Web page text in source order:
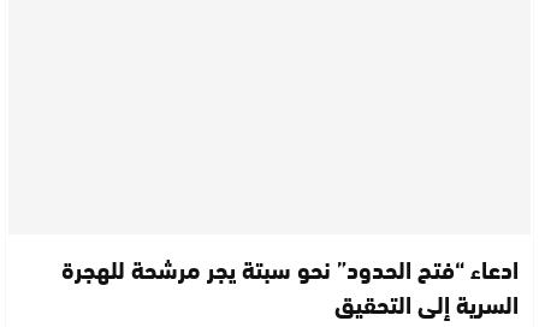
ادعاء “فتح الحدود” نحو سبتة يجر مرشحة للهجرة
السرية إلى التحقيق